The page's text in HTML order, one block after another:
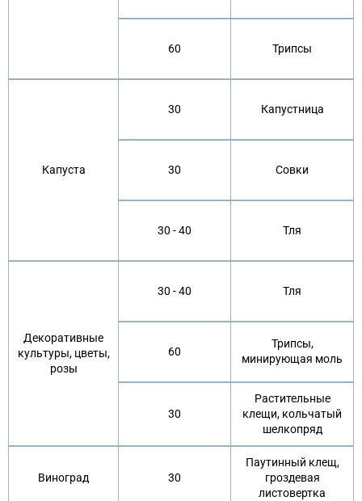
60 Трипсы
Капуста
30 Капустница
30 Совки
30 - 40 Тля
Декоративные
культуры, цветы,
розы
30 - 40 Тля
60
Трипсы,
минирующая моль
30
Растительные
клещи, кольчатый
шелкопряд
Виноград 30
Паутинный клещ,
гроздевая
листовертка